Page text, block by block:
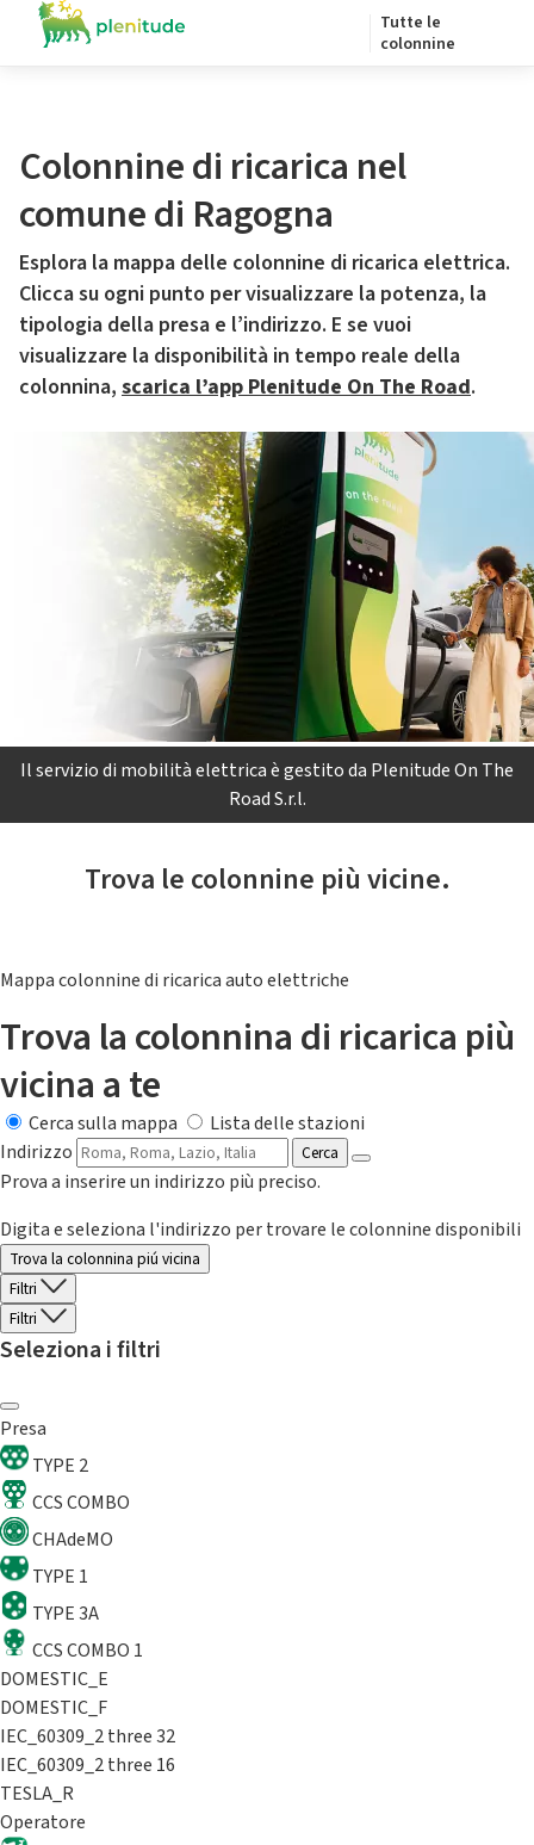
Tutte le
colonnine
Colonnine di ricarica nel
comune di Ragogna
Esplora la mappa delle colonnine di ricarica elettrica.
Clicca su ogni punto per visualizzare la potenza, la
tipologia della presa e l’indirizzo. E se vuoi
visualizzare la disponibilità in tempo reale della
colonnina, scarica l’app Plenitude On The Road.
Il servizio di mobilità elettrica è gestito da Plenitude On The
Road S.r.l.
Trova le colonnine più vicine.
Mappa colonnine di ricarica auto elettriche
Trova la colonnina di ricarica più
vicina a te
Cerca sulla mappa
Lista delle stazioni
Indirizzo
Cerca
Prova a inserire un indirizzo più preciso.
Digita e seleziona l'indirizzo per trovare le colonnine disponibili
Trova la colonnina piú vicina
Filtri
Filtri
Seleziona i filtri
Presa
TYPE 2
CCS COMBO
CHAdeMO
TYPE 1
TYPE 3A
CCS COMBO 1
DOMESTIC_E
DOMESTIC_F
IEC_60309_2 three 32
IEC_60309_2 three 16
TESLA_R
Operatore